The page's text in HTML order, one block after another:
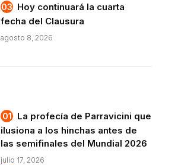
Hoy continuará la cuarta
fecha del Clausura
agosto 8, 2026
La profecía de Parravicini que
ilusiona a los hinchas antes de
las semifinales del Mundial 2026
julio 17, 2026